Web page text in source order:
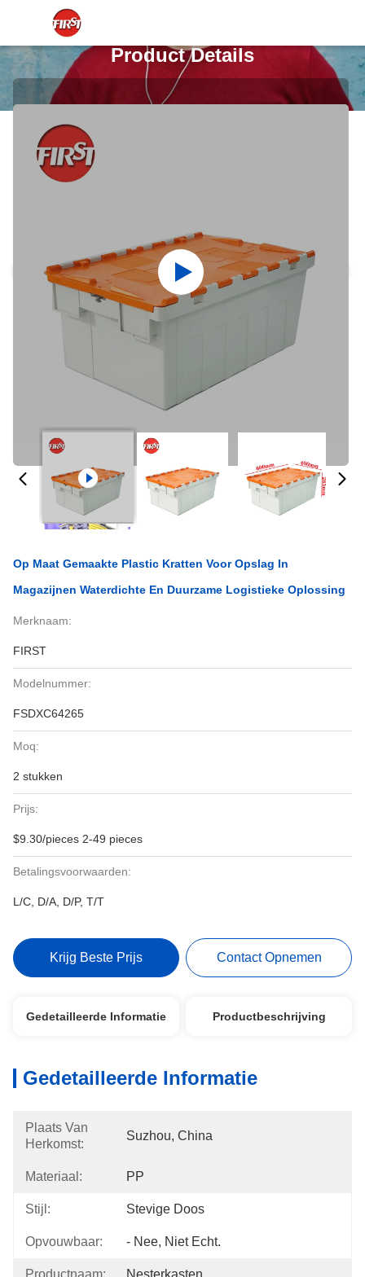
Product Details
Op Maat Gemaakte Plastic Kratten Voor Opslag In
Magazijnen Waterdichte En Duurzame Logistieke Oplossing
Merknaam:
FIRST
Modelnummer:
FSDXC64265
Moq:
2 stukken
Prijs:
$9.30/pieces 2-49 pieces
Betalingsvoorwaarden:
L/C, D/A, D/P, T/T
Krijg Beste Prijs Contact Opnemen
Gedetailleerde Informatie Productbeschrijving
Gedetailleerde Informatie
Plaats Van
Herkomst:
Suzhou, China
Materiaal: PP
Stijl: Stevige Doos
Opvouwbaar: - Nee, Niet Echt.
Productnaam: Nesterkasten